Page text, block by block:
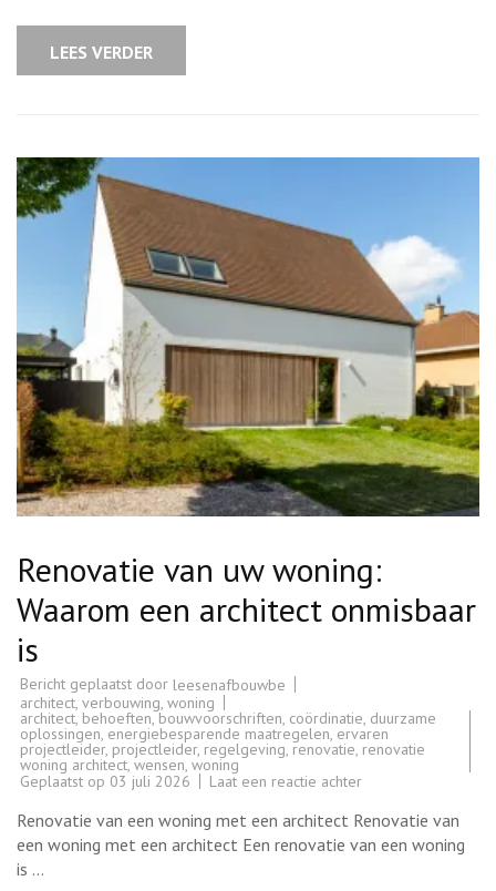
LEES VERDER
Renovatie van uw woning:
Waarom een architect onmisbaar
is
Bericht geplaatst door leesenafbouwbe
architect, verbouwing, woning
architect, behoeften,bouwvoorschriften, coördinatie, duurzame
oplossingen, energiebesparende maatregelen, ervaren
projectleider, projectleider, regelgeving, renovatie, renovatie
woning architect, wensen, woning
Geplaatst op 03 juli 2026 Laat een reactie achterop
van
uw
woning:
Renovatie van een woning met een architect Renovatie van
een woning met een architect Een renovatie van een woning
is …